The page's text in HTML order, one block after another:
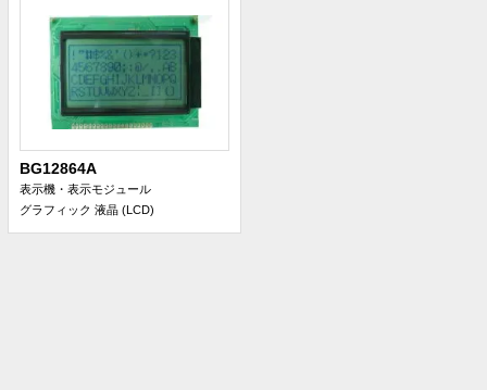
BG12864A
表示機・表示モジュール
グラフィック 液晶 (LCD)